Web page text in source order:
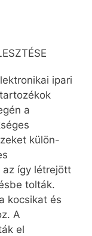
ipari
a
külön-
így létrejött
tolták.
kocsikat és
A
el